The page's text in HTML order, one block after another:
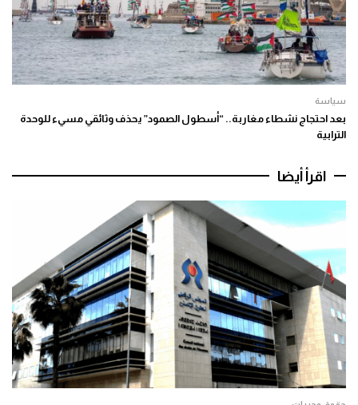
سياسة
بعد احتجاج نشطاء مغاربة.. “أسطول الصمود” يحذف وثائقي مسيء للوحدة
الترابية
اقرأ أيضا